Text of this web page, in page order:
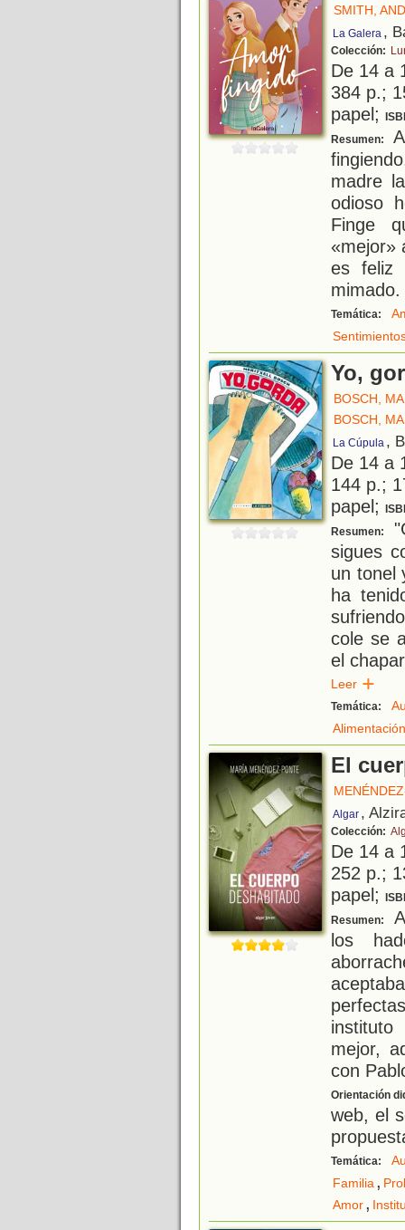
SMITH,
La Galera ,
Colección:
De 14 a
384 p.;
papel;
Resumen:
madre
odioso
Finge
«mejor»
es feliz
Temática:
Yo,
BOSCH,
BOSCH,
La Cúpula ,
De 14 a
144 p.;
papel;
Resumen:
sigues
un tonel
ha
cole se
el
Leer
Temática:
Alimentación
El
Algar ,
Colección:
De 14 a
252 p.;
papel;
Resumen:
los
mejor,
con
Orientación
web, el
Temática:
Familia,
Amor,